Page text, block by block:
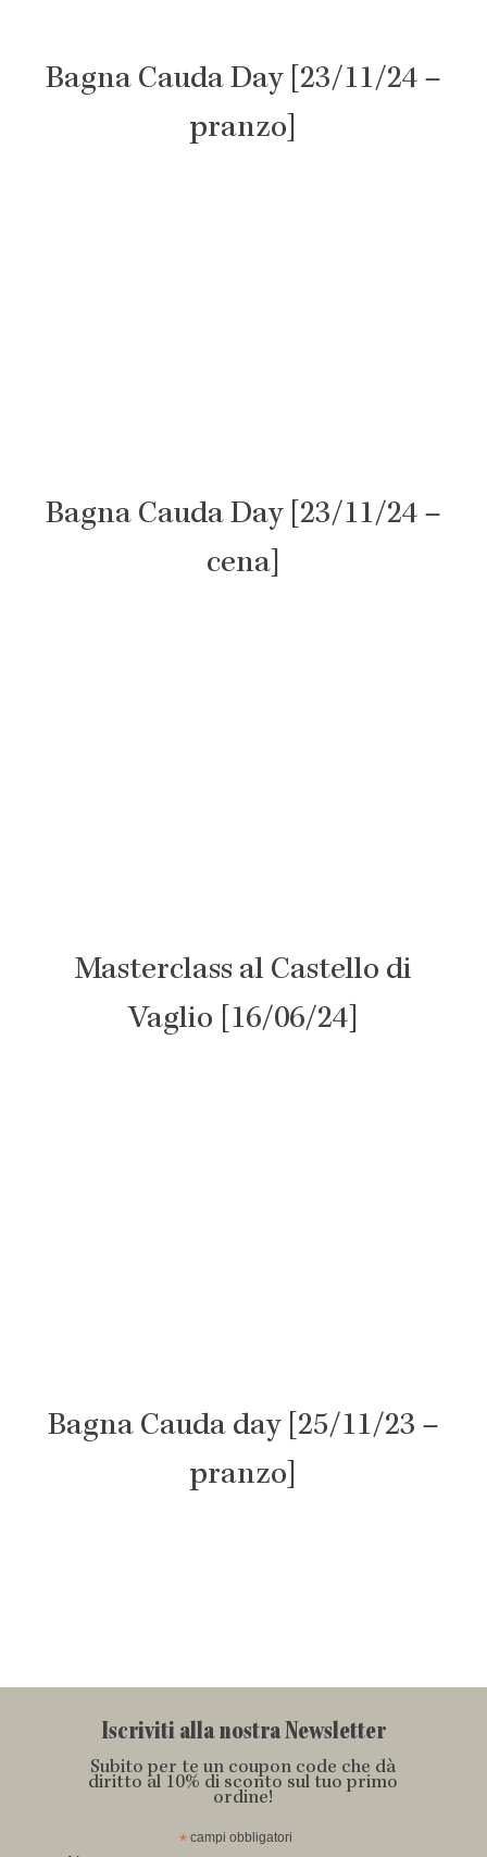
Bagna Cauda Day [23/11/24 –
pranzo]
Bagna Cauda Day [23/11/24 –
cena]
Masterclass al Castello di
Vaglio [16/06/24]
Bagna Cauda day [25/11/23 –
pranzo]
Iscriviti alla nostra Newsletter
Subito per te un coupon code che dà
diritto al 10% di sconto sul tuo primo
ordine!
* campi obbligatori